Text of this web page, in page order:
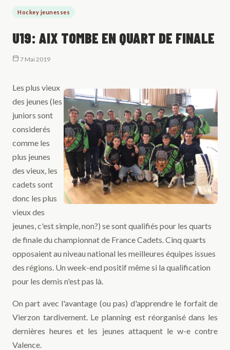
Hockey jeunesses
U19: AIX TOMBE EN QUART DE FINALE
7 Mai 2019
Les plus vieux
des jeunes (les
juniors sont
considerés
comme les
plus jeunes
des vieux, les
cadets sont
donc les plus
vieux des
jeunes, c'est simple, non?) se sont qualifiés pour les quarts
de finale du championnat de France Cadets. Cinq quarts
opposaient au niveau national les meilleures équipes issues
des régions. Un week-end positif même si la qualification
pour les demis n'est pas là.
On part avec l'avantage (ou pas) d'apprendre le forfait de
Vierzon tardivement. Le planning est réorganisé dans les
dernières heures et les jeunes attaquent le w-e contre
Valence.